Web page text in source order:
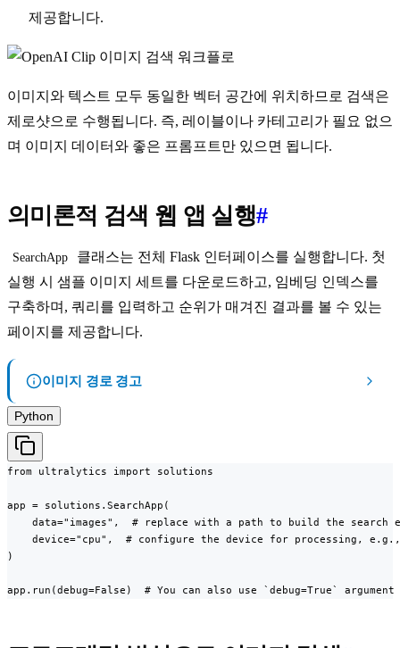
제공합니다.
이미지와 텍스트 모두 동일한 벡터 공간에 위치하므로 검색은
제로샷으로 수행됩니다. 즉, 레이블이나 카테고리가 필요 없으
며 이미지 데이터와 좋은 프롬프트만 있으면 됩니다.
의미론적 검색 웹 앱 실행#
SearchApp
클래스는 전체 Flask 인터페이스를 실행합니다. 첫
실행 시 샘플 이미지 세트를 다운로드하고, 임베딩 인덱스를
구축하며, 쿼리를 입력하고 순위가 매겨진 결과를 볼 수 있는
페이지를 제공합니다.
이미지 경로 경고
Python
from ultralytics import solutions
app = solutions.SearchApp(
data="images",  # replace with a path to build the search
device="cpu",  # configure the device for processing,
)
app.run(debug=False)  # You can also use `debug=True`